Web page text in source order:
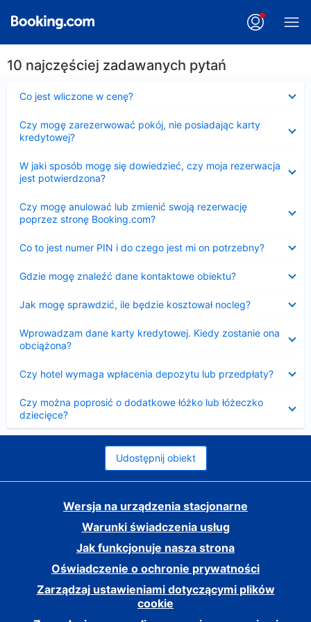
10 najczęściej zadawanych pytań
Co jest wliczone w cenę?
Czy mogę zarezerwować pokój, nie posiadając karty
kredytowej?
W jaki sposób mogę się dowiedzieć, czy moja rezerwacja
jest potwierdzona?
Czy mogę anulować lub zmienić swoją rezerwację
poprzez stronę Booking.com?
Co to jest numer PIN i do czego jest mi on potrzebny?
Gdzie mogę znaleźć dane kontaktowe obiektu?
Jak mogę sprawdzić, ile będzie kosztował nocleg?
Wprowadzam dane karty kredytowej. Kiedy zostanie ona
obciążona?
Czy hotel wymaga wpłacenia depozytu lub przedpłaty?
Czy można poprosić o dodatkowe łóżko lub łóżeczko
dziecięce?
Udostępnij obiekt
Wersja na urządzenia stacjonarne
Warunki świadczenia usług
Jak funkcjonuje nasza strona
Oświadczenie o ochronie prywatności
Zarządzaj ustawieniami dotyczącymi plików
cookie